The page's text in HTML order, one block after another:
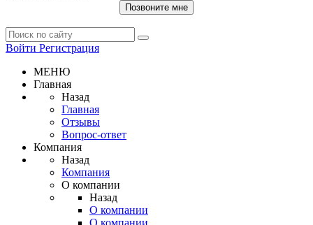
Позвоните мне
Войти Регистрация
МЕНЮ
Главная
Назад
Главная
Отзывы
Вопрос-ответ
Компания
Назад
Компания
О компании
Назад
О компании
О компании